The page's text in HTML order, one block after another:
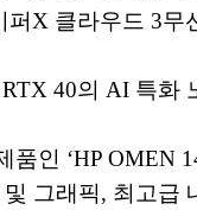
X 클라우드 3
40의 AI 특화
인 ‘HP
그래픽, 최고